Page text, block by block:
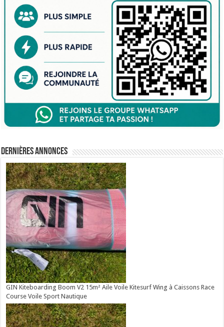
Dernières annonces
GIN Kiteboarding Boom V2 15m² Aile Voile Kitesurf Wing à Caissons Race
Course Voile Sport Nautique